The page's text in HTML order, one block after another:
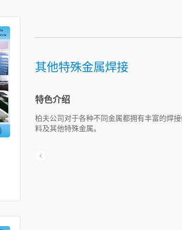
其他特殊金属焊接
特色介绍
柏夫公司对于各种不同金属都拥有丰富的焊
料及其他特殊金属。